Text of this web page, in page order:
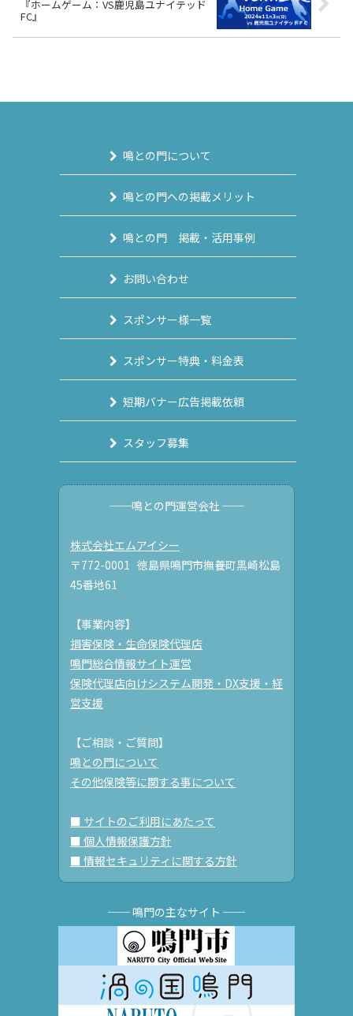
『ホームゲーム：VS鹿児島ユナイテッド
FC』
鳴との門について
鳴との門への掲載メリット
鳴との門 掲載・活用事例
お問い合わせ
スポンサー様一覧
スポンサー特典・料金表
短期バナー広告掲載依頼
スタッフ募集
──鳴との門運営会社 ──
株式会社エムアイシー
〒772-0001 徳島県鳴門市撫養町黒崎松島
45番地61
【事業内容】
損害保険・生命保険代理店
鳴門総合情報サイト運営
保険代理店向けシステム開発・DX支援・経
営支援
【ご相談・ご質問】
鳴との門について
その他保険等に関する事について
■ サイトのご利用にあたって
■ 個人情報保護方針
■ 情報セキュリティに関する方針
── 鳴門の主なサイト ──